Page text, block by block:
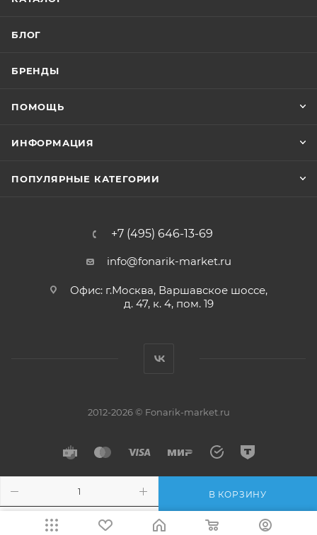
В КОРЗИНУ
БЛОГ
БРЕНДЫ
ПОМОЩЬ
ИНФОРМАЦИЯ
ПОПУЛЯРНЫЕ КАТЕГОРИИ
+7 (495) 646-13-69
info@fonarik-market.ru
Офис: г.Москва, Варшавское шоссе,
д. 47, к. 4, пом. 19
2012-2026 © Fonarik-market.ru